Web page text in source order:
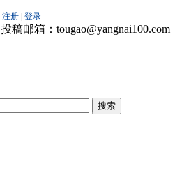
投稿邮箱：tougao@yangnai100.com